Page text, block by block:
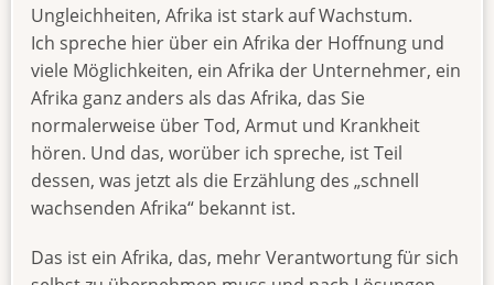
Ungleichheiten, Afrika ist stark auf Wachstum.
Ich spreche hier über ein Afrika der Hoffnung und
viele Möglichkeiten, ein Afrika der Unternehmer, ein
Afrika ganz anders als das Afrika, das Sie
normalerweise über Tod, Armut und Krankheit
hören. Und das, worüber ich spreche, ist Teil
dessen, was jetzt als die Erzählung des „schnell
wachsenden Afrika“ bekannt ist.
Das ist ein Afrika, das, mehr Verantwortung für sich